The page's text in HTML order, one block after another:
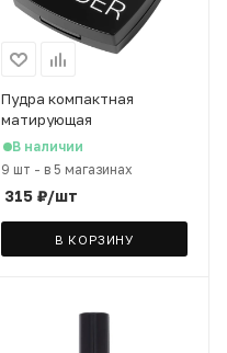
Пудра компактная
матирующая
LavelleCollection Powder
Matte тон 02 слоновая
В наличии
9 шт - в 5 магазинах
315 ₽/шт
В КОРЗИНУ